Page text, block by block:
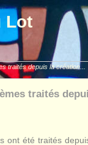
Lot
traités depuis la création...
traités
ont été traités